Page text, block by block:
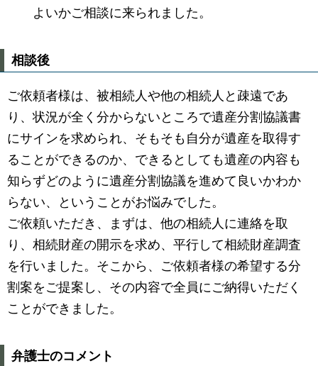
よいかご相談に来られました。
相談後
ご依頼者様は、被相続人や他の相続人と疎遠であ
り、状況が全く分からないところで遺産分割協議書
にサインを求められ、そもそも自分が遺産を取得す
ることができるのか、できるとしても遺産の内容も
知らずどのように遺産分割協議を進めて良いかわか
らない、ということがお悩みでした。
ご依頼いただき、まずは、他の相続人に連絡を取
り、相続財産の開示を求め、平行して相続財産調査
を行いました。そこから、ご依頼者様の希望する分
割案をご提案し、その内容で全員にご納得いただく
ことができました。
弁護士のコメント